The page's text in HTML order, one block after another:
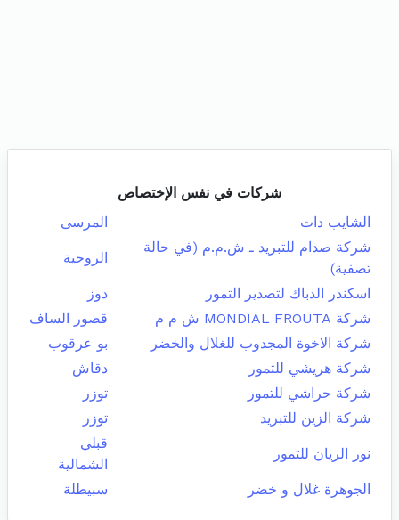
شركات في نفس الإختصاص
الشايب دات
المرسى
شركة صدام للتبريد ـ ش.م.م (في حالة
تصفية)
الروحية
اسكندر الدباك لتصدير التمور
دوز
شركة MONDIAL FROUTA ش م م
قصور الساف
شركة الاخوة المجدوب للغلال والخضر
بو عرقوب
شركة هريشي للتمور
دقاش
شركة حراشي للتمور
توزر
شركة الزين للتبريد
توزر
نور الريان للتمور
قبلي
الشمالية
الجوهرة غلال و خضر
سبيطلة